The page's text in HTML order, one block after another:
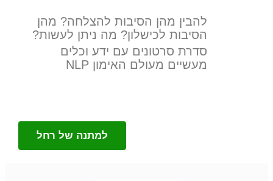
להבין מהן הסיבות להצלחה? מהן
הסיבות לכישלון? מה ניתן לעשות?
סדרת סרטונים עם ידע וכלים
מעשיים מעולם האימון NLP
למתנה של רחל